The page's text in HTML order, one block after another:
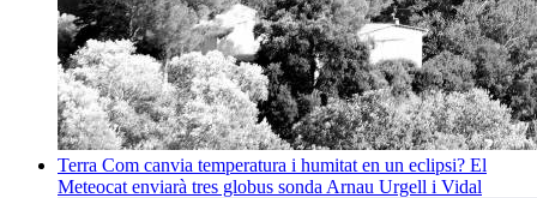
Terra Com canvia temperatura i humitat en un eclipsi? El
Meteocat enviarà tres globus sonda Arnau Urgell i Vidal